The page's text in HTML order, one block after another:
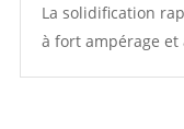
La solidification
à fort ampérage et